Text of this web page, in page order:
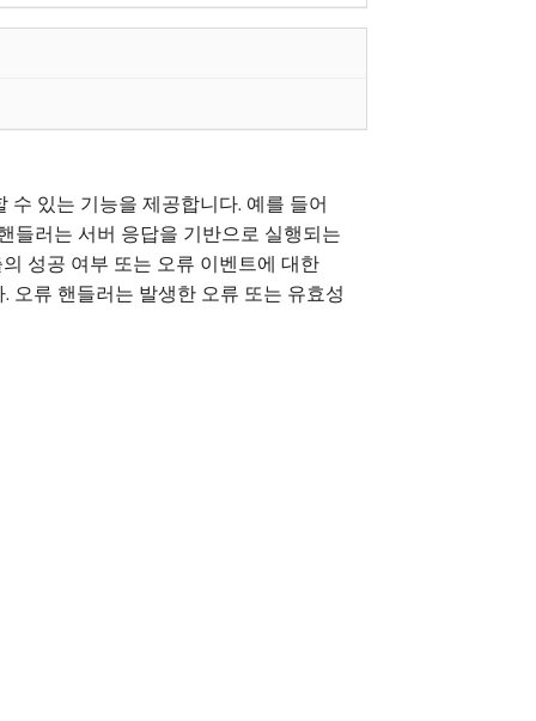
수 있는 기능을 제공합니다. 예를 들어
들러는 서버 응답을 기반으로 실행되는
성공 여부 또는 오류 이벤트에 대한
오류 핸들러는 발생한 오류 또는 유효성